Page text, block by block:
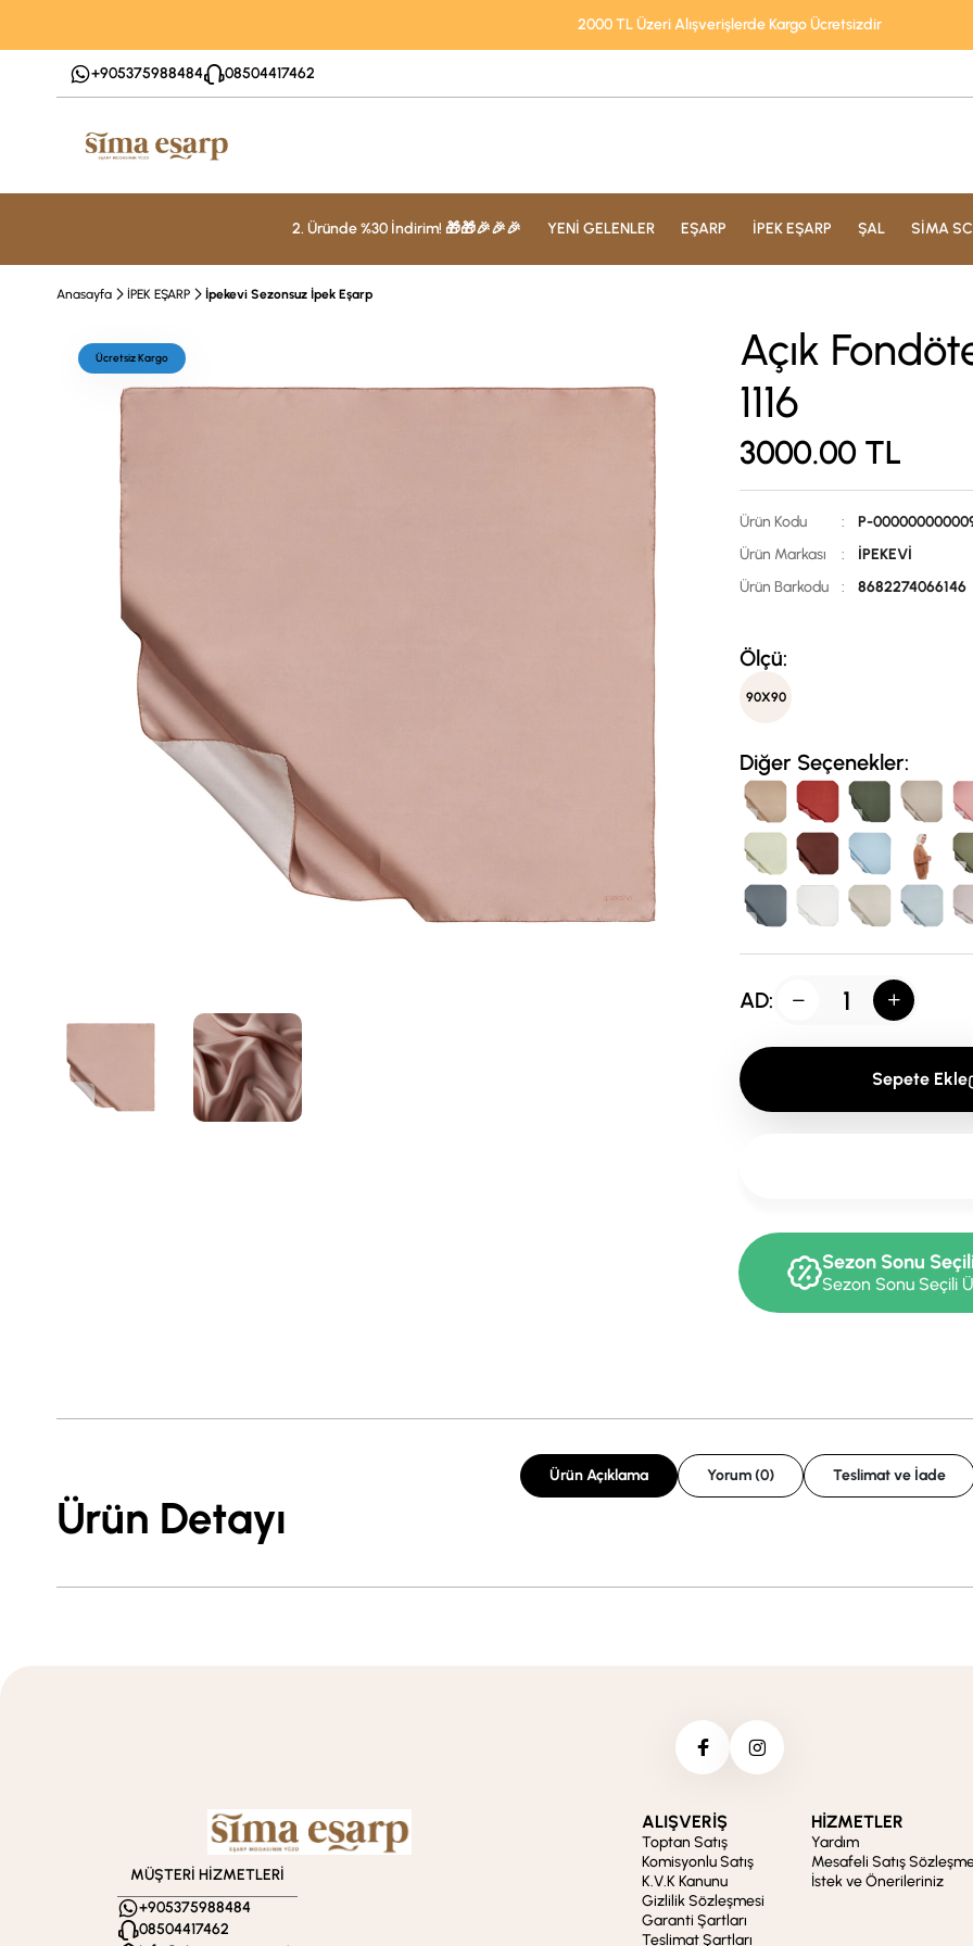
2000 TL Üzeri Alışverişlerde Kargo Ücretsizdir
+905375988484 08504417462
2. Üründe %30 İndirim! 🎁🎁🎉🎉🎉 YENİ GELENLER EŞARP İPEK EŞARP ŞAL SİMA
Anasayfa İPEK EŞARP İpekevi Sezonsuz İpek Eşarp
Ücretsiz Kargo
Açık
1116
3000.00 TL
Ürün Kodu :
P-
Ürün Markası
:
İPEKEVİ
Ürün Barkodu
: 8682274066146
Ölçü:
90X90
Diğer Seçenekler:
AD:
Sepete Ekle
Sezon Sonu
Sezon Sonu Seçili
Ürün Açıklama Yorum (0) Teslimat ve İade
Ürün Detayı
MÜŞTERİ HİZMETLERİ
+905375988484
08504417462
ALIŞVERİŞ
Toptan Satış
Komisyonlu Satış
K.V.K Kanunu
Gizlilik Sözleşmesi
Garanti Şartları
Teslimat Şartları
HİZMETLER
Yardım
Mesafeli Satış
İstek ve Önerileriniz